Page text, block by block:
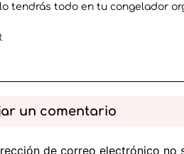
tendrás todo en tu congelador
un comentario
de correo electrónico no